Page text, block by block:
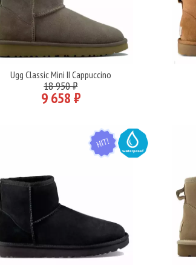
Подробнее
Ugg Classic Mini II Cappuccino
18 950 ₽
9 658 ₽
HIT WATER